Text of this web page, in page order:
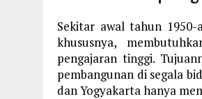
Sekitar awal tahun 1950-
khususnya,
pengajaran tinggi.
pembangunan di segala
dan Yogyakarta hanya